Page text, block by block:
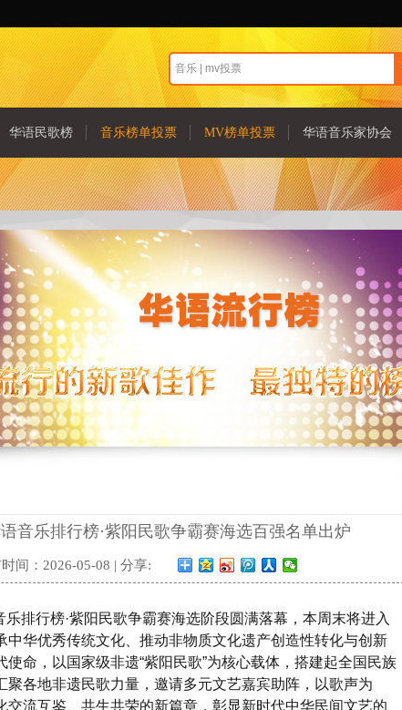
华语民歌榜 音乐榜单投票 MV榜单投票 华语音乐家协会
音乐排行榜·紫阳民歌争霸赛海选百强名单出炉
间：2026-05-08 | 分享:
乐排行榜·紫阳民歌争霸赛海选阶段圆满落幕，本周末将进入
中华优秀传统文化、推动非物质文化遗产创造性转化与创新
命，以国家级非遗“紫阳民歌”为核心载体，搭建起全国民族
聚各地非遗民歌力量，邀请多元文艺嘉宾助阵，以歌声为
交流互鉴、共生共荣的新篇章，彰显新时代中华民间文艺的